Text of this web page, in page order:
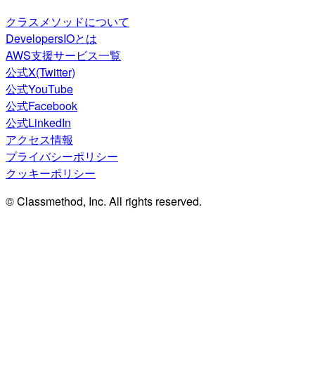
クラスメソッドについて
DevelopersIOとは
AWS支援サービス一覧
公式X(Twitter)
公式YouTube
公式Facebook
公式LinkedIn
アクセス情報
プライバシーポリシー
クッキーポリシー
© Classmethod, Inc. All rights reserved.